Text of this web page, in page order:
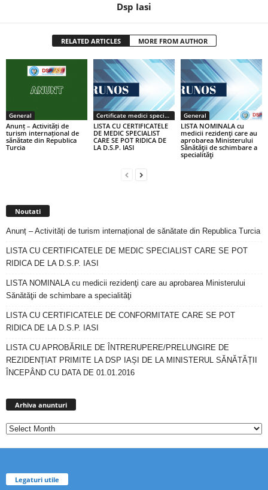
Dsp Iasi
RELATED ARTICLES MORE FROM AUTHOR
General
Anunț – Activități de
turism internațional de
sănătate din Republica
Turcia
Certificate medici specialiști / primari
LISTA CU CERTIFICATELE
DE MEDIC SPECIALIST
CARE SE POT RIDICA DE
LA D.S.P. IASI
General
LISTA NOMINALA cu
medicii rezidenţi care au
aprobarea Ministerului
Sănătăţii de schimbare a
specialităţi
Noutati
Anunț – Activități de turism internațional de sănătate din Republica Turcia
LISTA CU CERTIFICATELE DE MEDIC SPECIALIST CARE SE POT
RIDICA DE LA D.S.P. IASI
LISTA NOMINALA cu medicii rezidenţi care au aprobarea Ministerului
Sănătăţii de schimbare a specialităţi
LISTA CU CERTIFICATELE DE CONFORMITATE CARE SE POT
RIDICA DE LA D.S.P. IASI
LISTA CU APROBĂRILE DE ÎNTRERUPERE/PRELUNGIRE DE
REZIDENȚIAT PRIMITE LA DSP IAȘI DE LA MINISTERUL SĂNĂTĂȚII
ÎNCEPÂND CU DATA DE 01.01.2016
Arhiva anunturi
Legaturi utile